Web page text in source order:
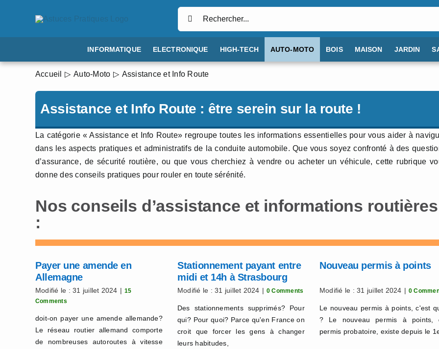
INFORMATIQUE ELECTRONIQUE HIGH-TECH AUTO-MOTO BOIS MAISON JARDIN
Accueil Auto-Moto Assistance et Info Route
Assistance et Info Route : être serein sur la route !
La catégorie « Assistance et Info Route» regroupe toutes les informations essentielles pour vous aider à
dans les aspects pratiques et administratifs de la conduite automobile. Que vous soyez confronté à des
d’assurance, de sécurité routière, ou que vous cherchiez à vendre ou acheter un véhicule, cette rubrique
donne des conseils pratiques pour rouler en toute sérénité.
Nos conseils d’assistance et informations routières
:
Payer une amende en
Allemagne
Modifié le : 31 juillet 2024 | 15
Comments
doit-on payer une amende allemande?
Le réseau routier allemand comporte
de nombreuses autoroutes à vitesse
Stationnement payant entre
midi et 14h à Strasbourg
Modifié le : 31 juillet 2024 | 0 Comments
Des stationnements supprimés? Pour
qui? Pour quoi? Parce qu'en France on
croit que forcer les gens à changer
leurs habitudes,
Nouveau permis à points
Modifié le : 31 juillet 2024 | 0
Le nouveau permis à points, c'est
? Le nouveau permis à points,
permis probatoire, existe depuis le